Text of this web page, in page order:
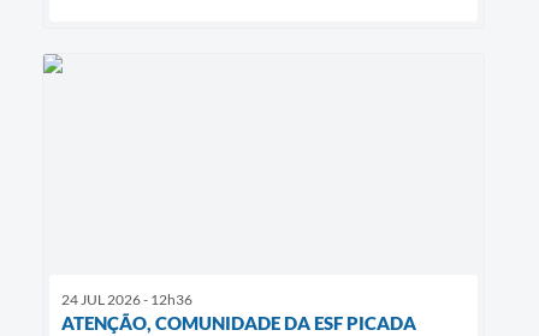
24 JUL 2026 - 12h36
ATENÇÃO, COMUNIDADE DA ESF PICADA